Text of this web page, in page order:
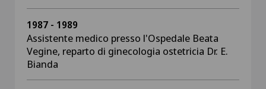
1987 - 1989
Assistente medico presso l'Ospedale Beata
Vegine, reparto di ginecologia ostetricia Dr. E.
Bianda